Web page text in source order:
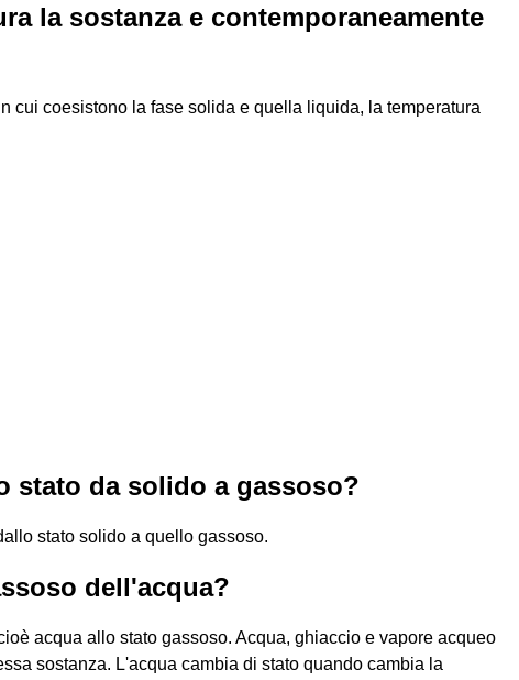
la sostanza e contemporaneamente
cui coesistono la fase solida e quella liquida, la temperatura
stato da solido a gassoso?
stato solido a quello gassoso.
dell'acqua?
acqua allo stato gassoso. Acqua, ghiaccio e vapore acqueo
sostanza. L'acqua cambia di stato quando cambia la